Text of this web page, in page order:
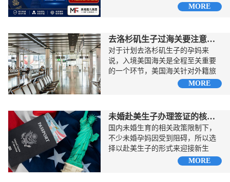
自‌2026年7月1日起‌，面向B1/B2类签
MORE
去洛杉矶生子过海关要注意的事项
对于计划去洛杉矶生子的孕妈来
说，入境美国海关是全程至关重要
的一个环节，美国海关针对外籍旅
客的审核标准相当严格，稍有疏忽
MORE
未婚赴美生子办理签证的核心注意事项
国内未婚生育的相关政策限制下，
不少未婚孕妈因受到阻碍，所以选
择以赴美生子的形式来迎接新生
命，但未婚身份的特殊性会让签证
MORE